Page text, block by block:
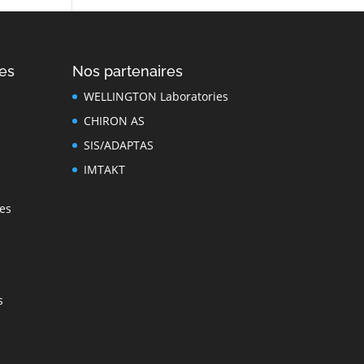
Nos partenaires
WELLINGTON Laboratories
CHIRON AS
SIS/ADAPTAS
IMTAKT